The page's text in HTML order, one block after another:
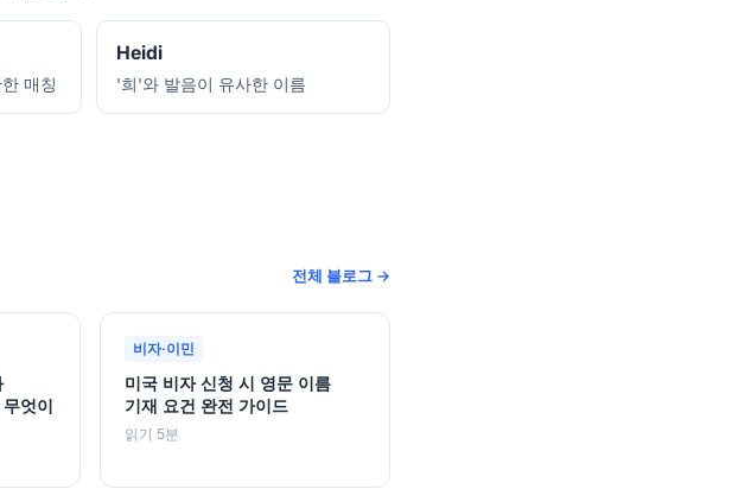
매칭
Heidi
'희'와 발음이 유사한 이름
전체 블로그 →
엇이
비자·이민
미국 비자 신청 시 영문 이름
기재 요건 완전 가이드
읽기 5분